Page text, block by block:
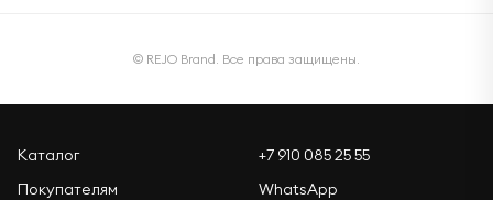
© REJO Brand. Все права защищены.
Каталог
Покупателям
+7 910 085 25 55
WhatsApp